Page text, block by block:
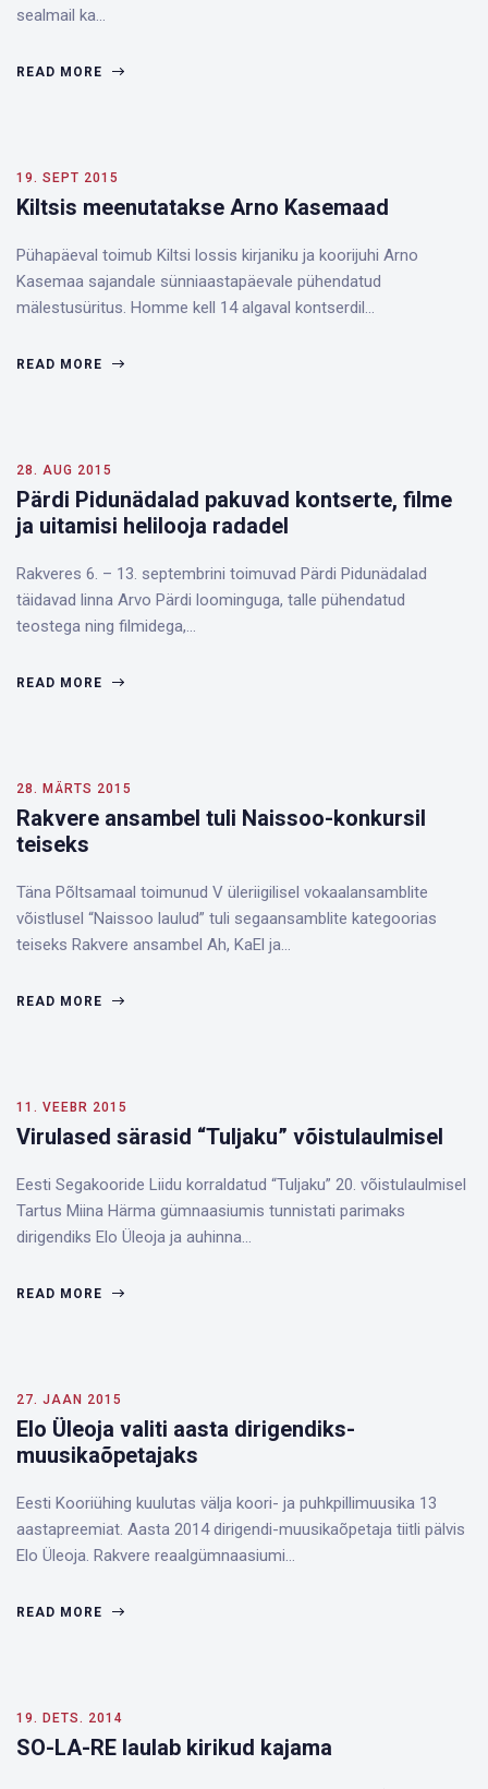
sealmail ka…
READ MORE
19. SEPT 2015
Kiltsis meenutatakse Arno Kasemaad
Pühapäeval toimub Kiltsi lossis kirjaniku ja koorijuhi Arno
Kasemaa sajandale sünniaastapäevale pühendatud
mälestusüritus. Homme kell 14 algaval kontserdil…
READ MORE
28. AUG 2015
Pärdi Pidunädalad pakuvad kontserte, filme
ja uitamisi helilooja radadel
Rakveres 6. – 13. septembrini toimuvad Pärdi Pidunädalad
täidavad linna Arvo Pärdi loominguga, talle pühendatud
teostega ning filmidega,…
READ MORE
28. MÄRTS 2015
Rakvere ansambel tuli Naissoo-konkursil
teiseks
Täna Põltsamaal toimunud V üleriigilisel vokaalansamblite
võistlusel “Naissoo laulud” tuli segaansamblite kategoorias
teiseks Rakvere ansambel Ah, KaEl ja…
READ MORE
11. VEEBR 2015
Virulased särasid “Tuljaku” võistulaulmisel
Eesti Segakooride Liidu korraldatud “Tuljaku” 20. võistulaulmisel
Tartus Miina Härma gümnaasiumis tunnistati parimaks
dirigendiks Elo Üleoja ja auhinna…
READ MORE
27. JAAN 2015
Elo Üleoja valiti aasta dirigendiks-
muusikaõpetajaks
Eesti Kooriühing kuulutas välja koori- ja puhkpillimuusika 13
aastapreemiat. Aasta 2014 dirigendi-muusikaõpetaja tiitli pälvis
Elo Üleoja. Rakvere reaalgümnaasiumi…
READ MORE
19. DETS. 2014
SO-LA-RE laulab kirikud kajama